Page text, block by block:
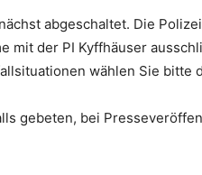
abgeschaltet. Die
mit der PI Kyffhäuser
wählen Sie bitte
gebeten, bei